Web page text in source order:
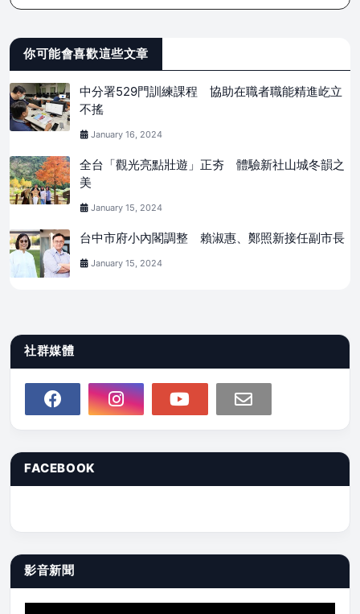
你可能會喜歡這些文章
中分署529門訓練課程 協助在職者職能精進屹立
不搖
January 16, 2024
全台「觀光亮點壯遊」正夯 體驗新社山城冬韻之
美
January 15, 2024
台中市府小內閣調整 賴淑惠、鄭照新接任副市長
January 15, 2024
社群媒體
FACEBOOK
影音新聞